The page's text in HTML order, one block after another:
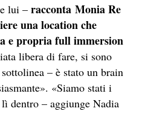
lui – racconta Monia Re
una location che
e propria full immersion
libera di fare, si sono
– è stato un brain
«Siamo stati i
dentro – aggiunge Nadia